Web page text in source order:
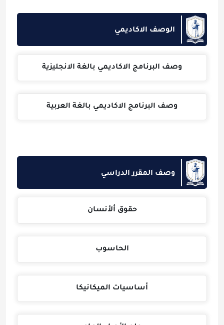
الوصف الاكاديمي
وصف البرنامج الاكاديمي بالغة الانجليزية
وصف البرنامج الاكاديمي بالغة العربية
وصف المقرر الدراسي
حقوق ألأنسان
الحاسوب
أساسيات الميكانيكا